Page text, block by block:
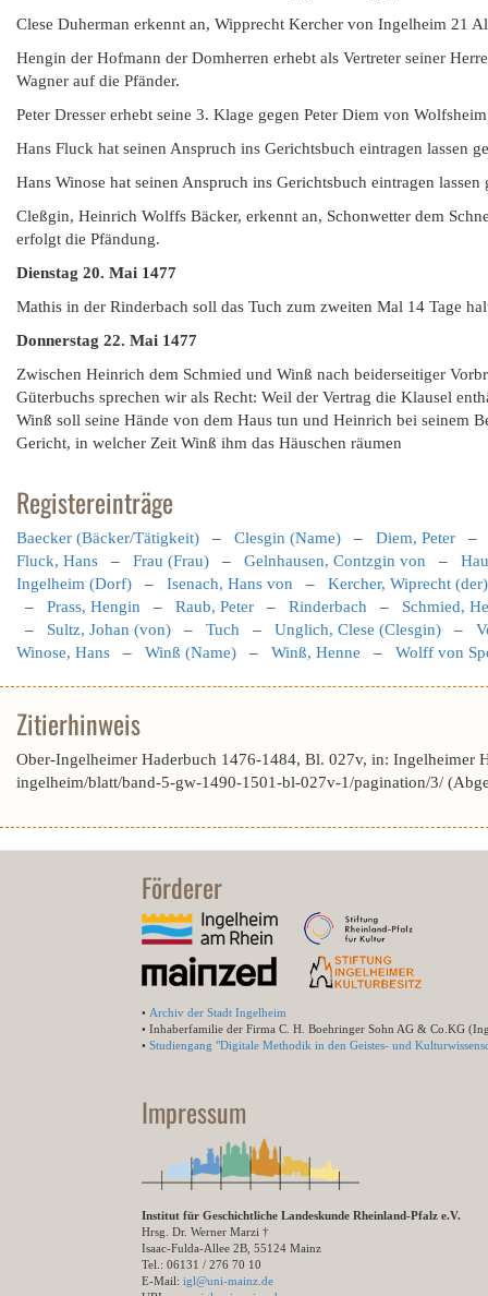
Clese Duherman erkennt an, Wipprecht Kercher von Ingelheim 21
Hengin der Hofmann der Domherren erhebt als Vertreter seiner
Wagner auf die Pfänder.
Peter Dresser erhebt seine 3. Klage gegen Peter Diem von
Hans Fluck hat seinen Anspruch ins Gerichtsbuch eintragen lassen
Hans Winose hat seinen Anspruch ins Gerichtsbuch eintragen
Cleßgin, Heinrich Wolffs Bäcker, erkennt an, Schonwetter dem
erfolgt die Pfändung.
Dienstag 20. Mai 1477
Mathis in der Rinderbach soll das Tuch zum zweiten Mal 14 Tage
Donnerstag 22. Mai 1477
Zwischen Heinrich dem Schmied und Winß nach beiderseitiger
Güterbuchs sprechen wir als Recht: Weil der Vertrag die Klausel
Winß soll seine Hände von dem Haus tun und Heinrich bei seinem
Gericht, in welcher Zeit Winß ihm das Häuschen räumen
Registereinträge
Baecker (Bäcker/Tätigkeit) – Clesgin (Name) – Diem, Peter
Fluck, Hans – Frau (Frau) – Gelnhausen, Contzgin von –
Ingelheim (Dorf) – Isenach, Hans von – Kercher, Wiprecht (der)
– Prass, Hengin – Raub, Peter – Rinderbach – Schmied,
– Sultz, Johan (von) – Tuch – Unglich, Clese (Clesgin) –
Winose, Hans – Winß (Name) – Winß, Henne – Wolff von
Zitierhinweis
Ober-Ingelheimer Haderbuch 1476-1484, Bl. 027v, in: Ingelheimer
ingelheim/blatt/band-5-gw-1490-1501-bl-027v-1/pagination/3/
Förderer
• Archiv der Stadt Ingelheim
• Inhaberfamilie der Firma C. H. Boehringer Sohn AG & Co.KG
• Studiengang "Digitale Methodik in den Geistes- und
Impressum
Institut für Geschichtliche Landeskunde Rheinland-Pfalz e.V.
Hrsg. Dr. Werner Marzi †
Isaac-Fulda-Allee 2B, 55124 Mainz
Tel.: 06131 / 276 70 10
E-Mail: igl@uni-mainz.de